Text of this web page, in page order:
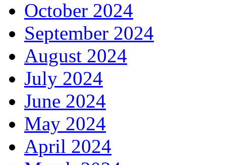
October 2024
September 2024
August 2024
July 2024
June 2024
May 2024
April 2024